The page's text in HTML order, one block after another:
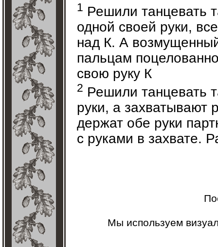
1 Решили танцевать
одной своей руки,
над К. А
пальцам
свою руку К
2 Решили танцевать
руки, а захватывают
держат обе руки
с руками в захвате.
Мы используем